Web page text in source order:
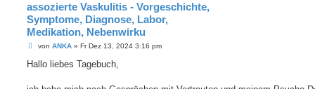
assozierte Vaskulitis - Vorgeschichte,
Symptome, Diagnose, Labor,
Medikation, Nebenwirku
B
i
a
von ANKA» Fr Dez 13, 2024 3:16 pm
Hallo liebes Tagebuch,